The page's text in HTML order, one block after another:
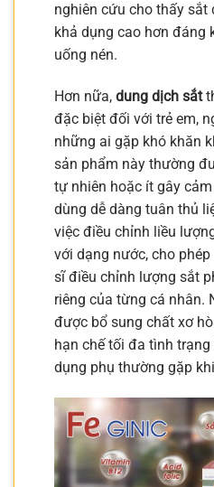
nghiên cứu cho thấy sắt
khả dụng cao hơn đáng
uống nén.
Hơn nữa, dung dịch sắt
đặc biệt đối với trẻ em,
những ai gặp khó khăn
sản phẩm này thường
tự nhiên hoặc ít gây
dùng dễ dàng tuân thủ
việc điều chỉnh liều
với dạng nước, cho
sĩ điều chỉnh lượng sắt
riêng của từng cá nhân.
được bổ sung chất xơ
hạn chế tối đa tình
dụng phụ thường gặp